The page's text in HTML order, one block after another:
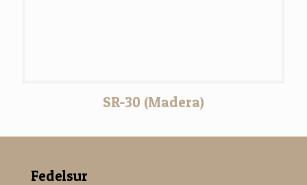
SR-30 (Madera)
Fedelsur